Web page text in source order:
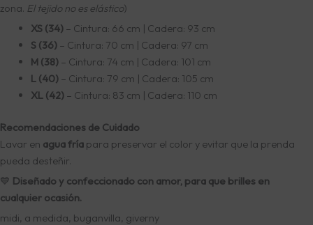
zona. El tejido no es elástico)
XS (34)– Cintura: 66 cm | Cadera: 93 cm
S (36)– Cintura: 70 cm | Cadera: 97 cm
M (38)– Cintura: 74 cm | Cadera: 101 cm
L (40)– Cintura: 79 cm | Cadera: 105 cm
XL (42)– Cintura: 83 cm | Cadera: 110 cm
Recomendaciones de Cuidado
Lavar en agua fría para preservar el color y evitar que la prenda
pueda desteñir.
💙 Diseñado y confeccionado con amor, para que brilles en
cualquier ocasión.
midi, a medida, buganvilla, giverny